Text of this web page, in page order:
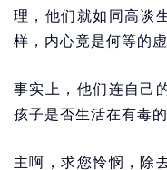
理，他们就如同高谈
样，内心竟是何等的
事实上，他们连自己
孩子是否生活在有毒的
主啊，求您怜悯，除